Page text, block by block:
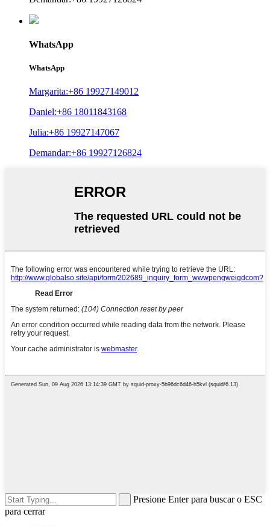
WhatsApp
WhatsApp
Margarita:+86 19927149012
Daniel:+86 18011843168
Julia:+86 19927147067
Demandar:+86 19927126824
Presione Enter para buscar o ESC
para cerrar